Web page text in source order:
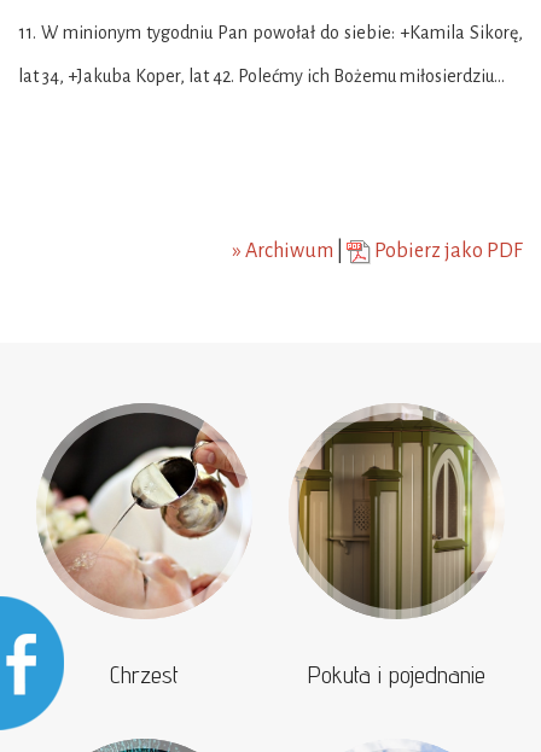
11. W minionym tygodniu Pan powołał do siebie: +Kamila Sikorę,
lat 34, +Jakuba Koper, lat 42. Polećmy ich Bożemu miłosierdziu…
» Archiwum Pobierz jako PDF
Chrzest Pokuta i pojednanie